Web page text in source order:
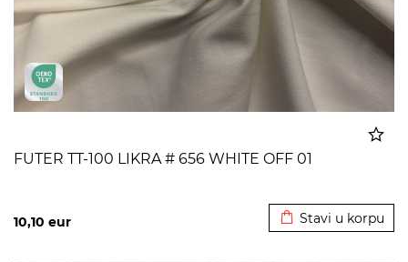
FUTER TT-100 LIKRA # 656 WHITE OFF 01
10,10 eur Stavi u korpu